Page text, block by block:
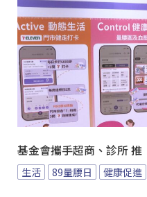
基金會攜手超商、診所 推
生活 89量腰日 健康促進